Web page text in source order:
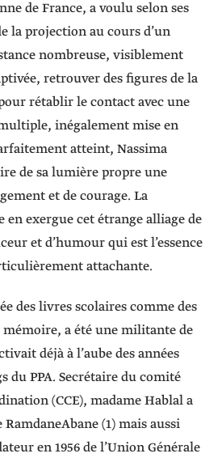
de France, a voulu selon ses
la projection au cours d’un
nombreuse, visiblement
retrouver des figures de la
rétablir le contact avec une
inégalement mise en
atteint, Nassima
de sa lumière propre une
et de courage. La
exergue cet étrange alliage de
et d’humour qui est l’essence
attachante.
des livres scolaires comme des
mémoire, a été une militante de
déjà à l’aube des années
du PPA. Secrétaire du comité
(CCE), madame Hablal a
(1) mais aussi
en 1956 de l’Union Générale